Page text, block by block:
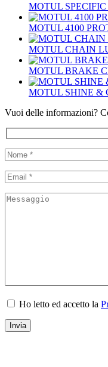
MOTUL
MOTUL 4100
MOTUL CHAIN
MOTUL BRAKE
MOTUL SHINE &
Vuoi delle informazioni?
Ho letto ed accetto la